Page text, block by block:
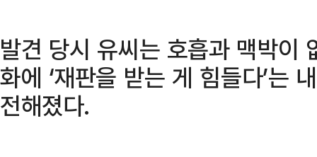
발견 당시 유씨는 호흡과 맥박이
화에 ‘재판을 받는 게 힘들다’는
전해졌다.